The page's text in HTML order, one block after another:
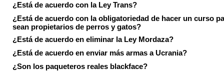
¿Está de acuerdo con la Ley Trans?
¿Está de acuerdo con la obligatoriedad de hacer un curso
sean propietarios de perros y gatos?
¿Está de acuerdo en eliminar la Ley Mordaza?
¿Está de acuerdo en enviar más armas a Ucrania?
¿Son los paqueteros reales blackface?